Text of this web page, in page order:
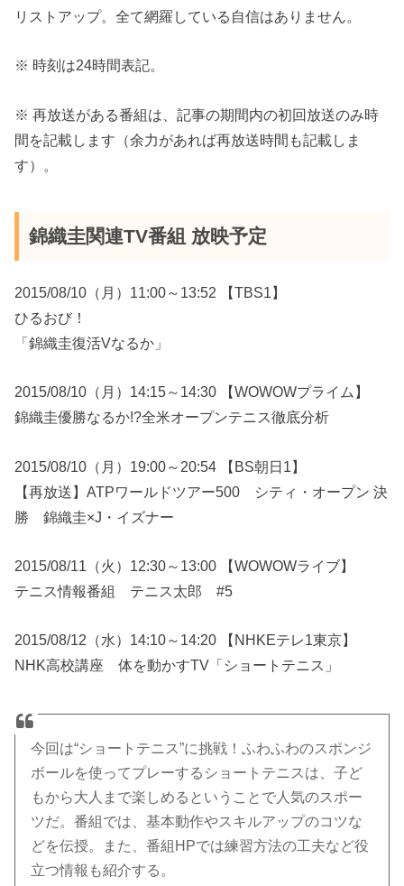
リストアップ。全て網羅している自信はありません。
※ 時刻は24時間表記。
※ 再放送がある番組は、記事の期間内の初回放送のみ時
間を記載します（余力があれば再放送時間も記載しま
す）。
錦織圭関連TV番組 放映予定
2015/08/10（月）11:00～13:52 【TBS1】
ひるおび！
「錦織圭復活Vなるか」
2015/08/10（月）14:15～14:30 【WOWOWプライム】
錦織圭優勝なるか!?全米オープンテニス徹底分析
2015/08/10（月）19:00～20:54 【BS朝日1】
【再放送】ATPワールドツアー500 シティ・オープン 決
勝 錦織圭×J・イズナー
2015/08/11（火）12:30～13:00 【WOWOWライブ】
テニス情報番組 テニス太郎 #5
2015/08/12（水）14:10～14:20 【NHKEテレ1東京】
NHK高校講座 体を動かすTV「ショートテニス」
今回は“ショートテニス”に挑戦！ふわふわのスポンジ
ボールを使ってプレーするショートテニスは、子ど
もから大人まで楽しめるということで人気のスポー
ツだ。番組では、基本動作やスキルアップのコツな
どを伝授。また、番組HPでは練習方法の工夫など役
立つ情報も紹介する。